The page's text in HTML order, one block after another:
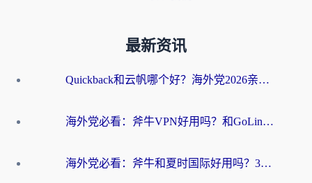
最新资讯
Quickback和云帆哪个好？海外党2026亲测指南：选对加速器大陆工具，无缝刷国内剧玩国服
海外党必看：斧牛VPN好用吗？和GoLinkVPN对比哪个回国效果更好？
海外党必看：斧牛和夏时国际好用吗？3步选对回国加速器，无缝刷国内资源